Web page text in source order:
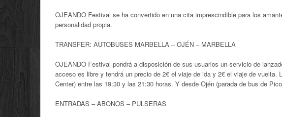
OJEANDO Festival se ha convertido en una cita imprescindible para los
personalidad propia.
TRANSFER: AUTOBUSES MARBELLA – OJÉN – MARBELLA
OJEANDO Festival pondrá a disposición de sus usuarios un servicio de
acceso es libre y tendrá un precio de 2€ el viaje de ida y 2€ el viaje de vuelta.
Center) entre las 19:30 y las 21:30 horas. Y desde Ojén (parada de bus de
ENTRADAS – ABONOS – PULSERAS